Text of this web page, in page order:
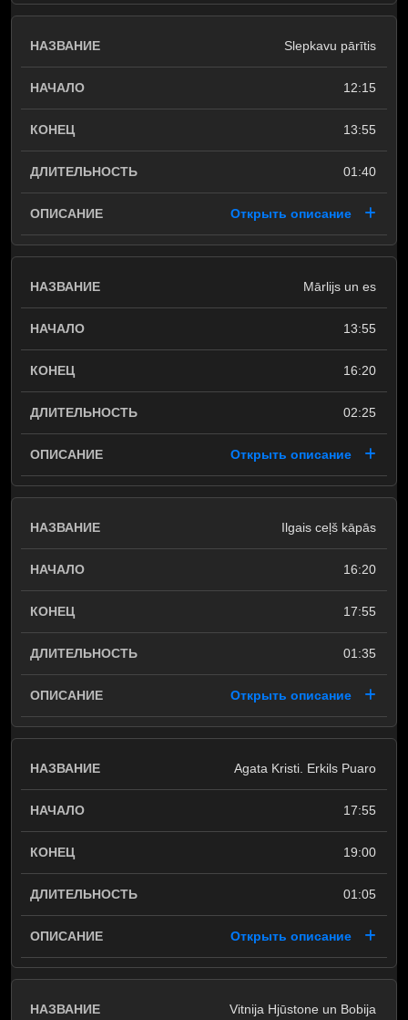
Slepkavu pārītis
12:15
13:55
01:40
Открыть описание
Mārlijs un es
13:55
16:20
02:25
Открыть описание
Ilgais ceļš kāpās
16:20
17:55
01:35
Открыть описание
Agata Kristi. Erkils Puaro
17:55
19:00
01:05
Открыть описание
Vitnija Hjūstone un Bobija